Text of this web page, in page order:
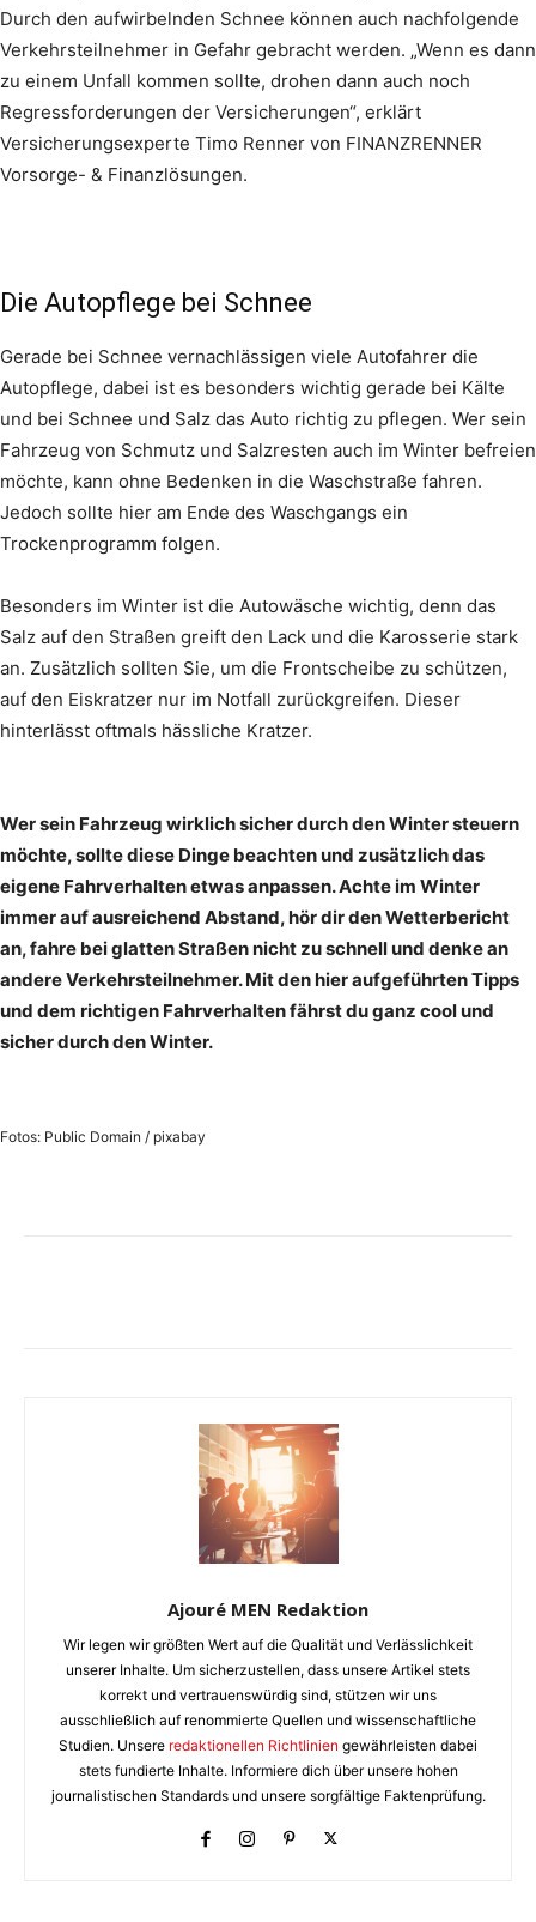
Durch den aufwirbelnden Schnee können auch nachfolgende
Verkehrsteilnehmer in Gefahr gebracht werden. „Wenn es dann
zu einem Unfall kommen sollte, drohen dann auch noch
Regressforderungen der Versicherungen“, erklärt
Versicherungsexperte Timo Renner von FINANZRENNER
Vorsorge- & Finanzlösungen.
Die Autopflege bei Schnee
Gerade bei Schnee vernachlässigen viele Autofahrer die
Autopflege, dabei ist es besonders wichtig gerade bei Kälte
und bei Schnee und Salz das Auto richtig zu pflegen. Wer sein
Fahrzeug von Schmutz und Salzresten auch im Winter befreien
möchte, kann ohne Bedenken in die Waschstraße fahren.
Jedoch sollte hier am Ende des Waschgangs ein
Trockenprogramm folgen.
Besonders im Winter ist die Autowäsche wichtig, denn das
Salz auf den Straßen greift den Lack und die Karosserie stark
an. Zusätzlich sollten Sie, um die Frontscheibe zu schützen,
auf den Eiskratzer nur im Notfall zurückgreifen. Dieser
hinterlässt oftmals hässliche Kratzer.
Wer sein Fahrzeug wirklich sicher durch den Winter steuern
möchte, sollte diese Dinge beachten und zusätzlich das
eigene Fahrverhalten etwas anpassen. Achte im Winter
immer auf ausreichend Abstand, hör dir den Wetterbericht
an, fahre bei glatten Straßen nicht zu schnell und denke an
andere Verkehrsteilnehmer. Mit den hier aufgeführten Tipps
und dem richtigen Fahrverhalten fährst du ganz cool und
sicher durch den Winter.
Fotos: Public Domain / pixabay
Ajouré MEN Redaktion
Wir legen wir größten Wert auf die Qualität und Verlässlichkeit
unserer Inhalte. Um sicherzustellen, dass unsere Artikel stets
korrekt und vertrauenswürdig sind, stützen wir uns
ausschließlich auf renommierte Quellen und wissenschaftliche
Studien. Unsere redaktionellen Richtlinien gewährleisten dabei
stets fundierte Inhalte. Informiere dich über unsere hohen
journalistischen Standards und unsere sorgfältige Faktenprüfung.